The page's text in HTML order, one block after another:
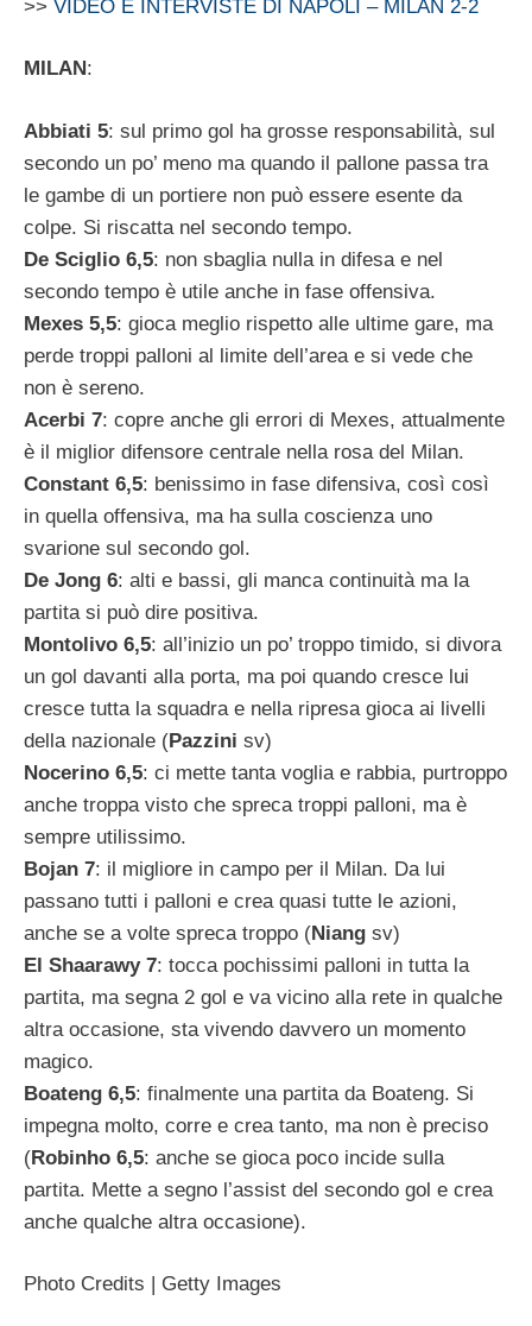
>> VIDEO E INTERVISTE DI NAPOLI – MILAN 2-2
MILAN:
Abbiati 5: sul primo gol ha grosse responsabilità, sul
secondo un po’ meno ma quando il pallone passa tra
le gambe di un portiere non può essere esente da
colpe. Si riscatta nel secondo tempo.
De Sciglio 6,5: non sbaglia nulla in difesa e nel
secondo tempo è utile anche in fase offensiva.
Mexes 5,5: gioca meglio rispetto alle ultime gare, ma
perde troppi palloni al limite dell’area e si vede che
non è sereno.
Acerbi 7: copre anche gli errori di Mexes, attualmente
è il miglior difensore centrale nella rosa del Milan.
Constant 6,5: benissimo in fase difensiva, così così
in quella offensiva, ma ha sulla coscienza uno
svarione sul secondo gol.
De Jong 6: alti e bassi, gli manca continuità ma la
partita si può dire positiva.
Montolivo 6,5: all’inizio un po’ troppo timido, si divora
un gol davanti alla porta, ma poi quando cresce lui
cresce tutta la squadra e nella ripresa gioca ai livelli
della nazionale (Pazzini sv)
Nocerino 6,5: ci mette tanta voglia e rabbia, purtroppo
anche troppa visto che spreca troppi palloni, ma è
sempre utilissimo.
Bojan 7: il migliore in campo per il Milan. Da lui
passano tutti i palloni e crea quasi tutte le azioni,
anche se a volte spreca troppo (Niang sv)
El Shaarawy 7: tocca pochissimi palloni in tutta la
partita, ma segna 2 gol e va vicino alla rete in qualche
altra occasione, sta vivendo davvero un momento
magico.
Boateng 6,5: finalmente una partita da Boateng. Si
impegna molto, corre e crea tanto, ma non è preciso
(Robinho 6,5: anche se gioca poco incide sulla
partita. Mette a segno l’assist del secondo gol e crea
anche qualche altra occasione).
Photo Credits | Getty Images